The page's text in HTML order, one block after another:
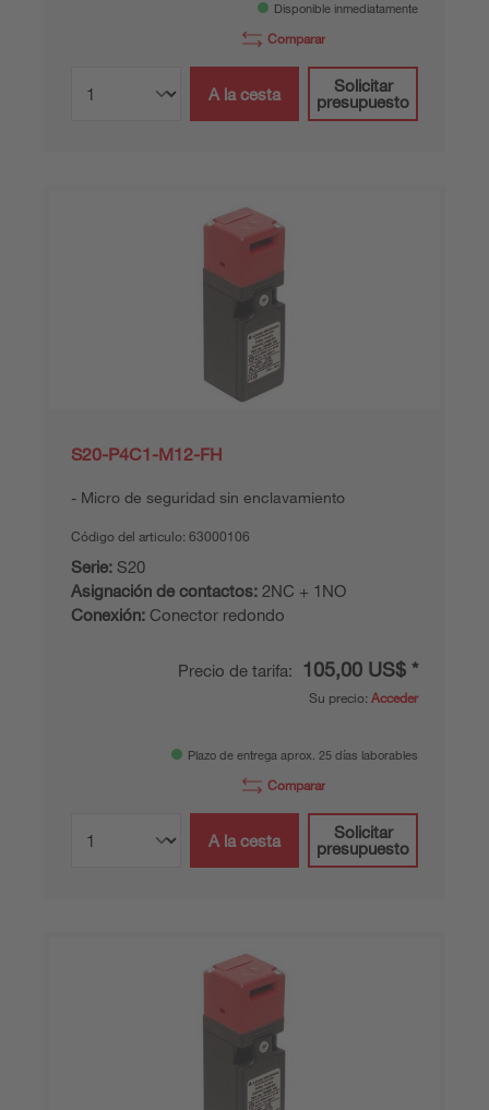
Disponible inmediatamente
Comparar
A la cesta
Solicitar
presupuesto
S20-P4C1-M12-FH
Micro de seguridad sin enclavamiento
Código del articulo: 63000106
Serie: S20
Asignación de contactos: 2NC + 1NO
Conexión: Conector redondo
Precio de tarifa: 105,00 US$ *
Su precio: Acceder
Plazo de entrega aprox. 25 días laborables
Comparar
A la cesta
Solicitar
presupuesto